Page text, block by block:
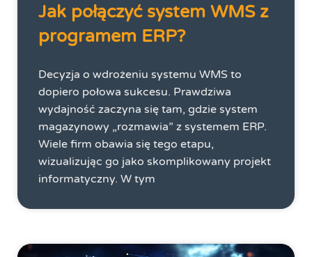
Jak połączyć system WMS z
programem ERP?
Decyzja o wdrożeniu systemu WMS to
dopiero połowa sukcesu. Prawdziwa
wydajność zaczyna się tam, gdzie system
magazynowy „rozmawia” z systemem ERP.
Wiele firm obawia się tego etapu,
wizualizując go jako skomplikowany projekt
informatyczny. W tym